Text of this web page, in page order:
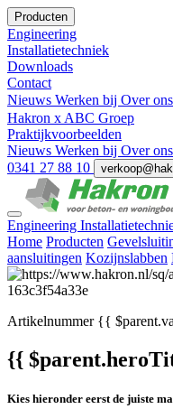
Producten
Engineering
Installatietechniek
Downloads
Contact
Nieuws Werken bij Over ons
Hakron x ABC Groep
Praktijkvoorbeelden
Nieuws Werken bij Over ons
0341 27 88 10
Engineering
Home Producten
aansluitingen Kozijnslabben
Artikelnummer{{
{{
Kies hieronder eerst de juiste